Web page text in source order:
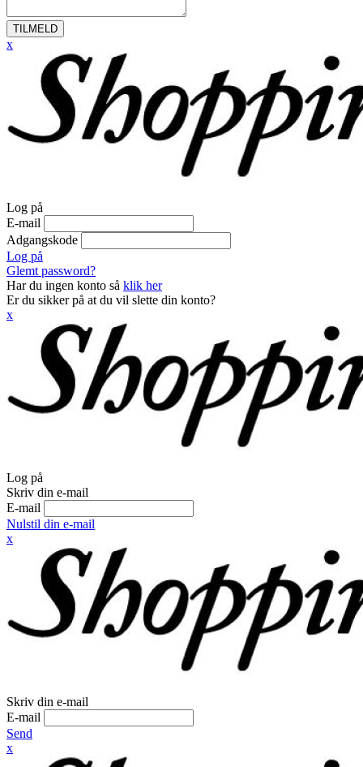
TILMELD
x
Log på
E-mail
Adgangskode
Log på
Glemt password?
Har du ingen konto så klik her
Er du sikker på at du vil slette din konto?
x
Log på
Skriv din e-mail
E-mail
Nulstil din e-mail
x
Skriv din e-mail
E-mail
Send
x